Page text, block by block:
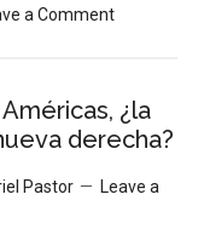
a Comment
¿la
derecha?
Pastor
Leave a